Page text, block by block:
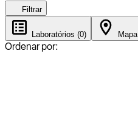
Filtrar
Laboratórios (0) Mapa
Ordenar por: